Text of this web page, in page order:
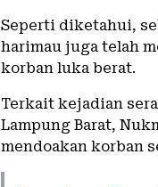
Seperti diketahui,
harimau juga telah
korban luka berat.
Terkait kejadian
Lampung Barat,
mendoakan korban